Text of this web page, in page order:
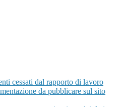
cessati dal rapporto di lavoro
da pubblicare sul sito